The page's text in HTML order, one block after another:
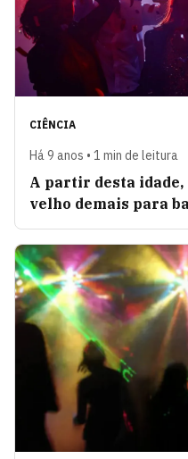
CIÊNCIA
Há 9 anos • 1 min de leitura
A partir desta idade,
velho demais para